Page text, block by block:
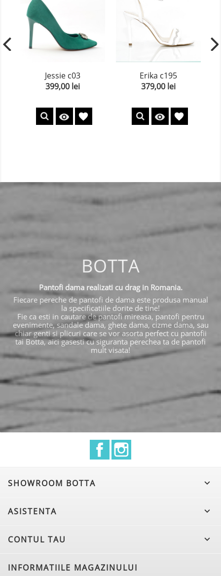
Jessie c03
Pret
399,00 lei
 favorite
Erika c195
Pret
379,00 lei
 favorite
BOTTA
Pantofi dama realizati cu drag in Romania.
Fiecare pereche de pantofi de dama este produsa manual
la specificatiile dorite de tine!
Fie ca esti in cautare de pantofi mireasa, pantofi pentru
evenimente, sandale dama, ghete dama, cizme dama, sau
chiar genti si plicuri care se vor asorta perfect cu pantofii
tai Botta, aici gasesti cu siguranta perechea ta de pantofi
mult visata!
Facebook
SHOWROOM BOTTA 
ASISTENTA 
CONTUL TAU 
INFORMATIILE MAGAZINULUI